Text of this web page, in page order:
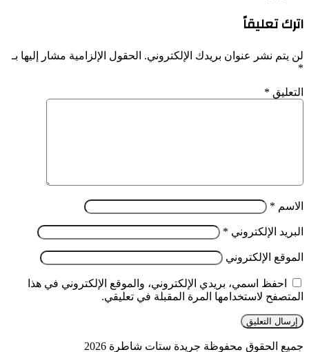
اترك تعليقاً
لن يتم نشر عنوان بريدك الإلكتروني. الحقول الإلزامية مشار إليها بـ
*
التعليق *
الاسم *
البريد الإلكتروني *
الموقع الإلكتروني
احفظ اسمي، بريدي الإلكتروني، والموقع الإلكتروني في هذا
المتصفح لاستخدامها المرة المقبلة في تعليقي.
جميع الحقوق محفوظة جريدة ستات شاطرة 2026